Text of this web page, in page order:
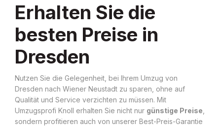
Erhalten Sie die
besten Preise in
Dresden
Nutzen Sie die Gelegenheit, bei Ihrem Umzug von
Dresden nach Wiener Neustadt zu sparen, ohne auf
Qualität und Service verzichten zu müssen. Mit
Umzugsprofi Knoll erhalten Sie nicht nur günstige Preise
sondern profitieren auch von unserer Best-Preis-Garantie